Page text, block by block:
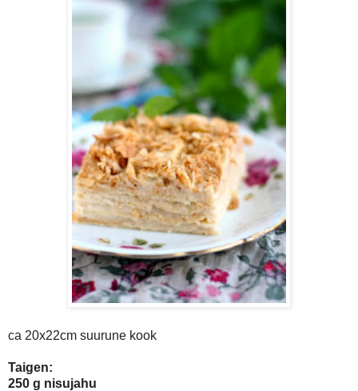
ca 20x22cm suurune kook
Taigen:
250 g nisujahu